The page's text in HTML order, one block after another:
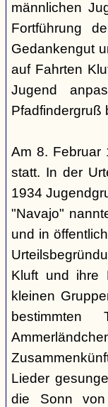
männlichen
Fortführung
Gedankengut
auf Fahrten
Jugend
Pfadfindergruß
Am 8. Februar
statt. In der
1934
"Navajo"
und in
Kluft und ihre
kleinen
bestimmten
Lieder
die Sonn